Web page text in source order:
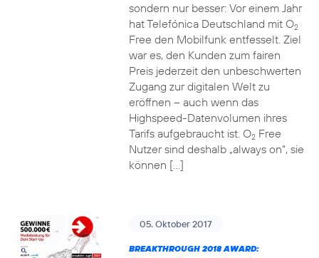
sondern nur besser: Vor einem Jahr
hat Telefónica Deutschland mit O2
Free den Mobilfunk entfesselt. Ziel
war es, den Kunden zum fairen
Preis jederzeit den unbeschwerten
Zugang zur digitalen Welt zu
eröffnen – auch wenn das
Highspeed-Datenvolumen ihres
Tarifs aufgebraucht ist. O2Free
Nutzer sind deshalb „always on“, sie
können […]
05. Oktober 2017
BREAKTHROUGH 2018 AWARD: